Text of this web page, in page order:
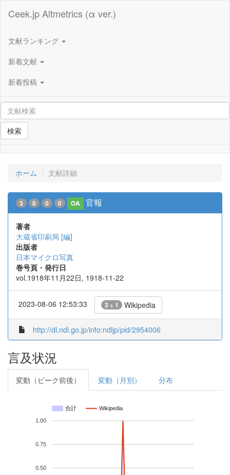
Ceek.jp Altmetrics (α ver.)
文献ランキング
新着文献
新着投稿
検索
ホーム 文献詳細
3 0 0 0 OA 官報
著者
大蔵省印刷局 [編]
出版者
日本マイクロ写真
巻号頁・発行日
vol.1918年11月22日, 1918-11-22
2023-08-06 12:53:33 3 + 1 Wikipedia
http://dl.ndl.go.jp/info:ndljp/pid/2954006
言及状況
変動（ピーク前後） 変動（月別） 分布
合計 Wikipedia
0.50
0.75
1.00